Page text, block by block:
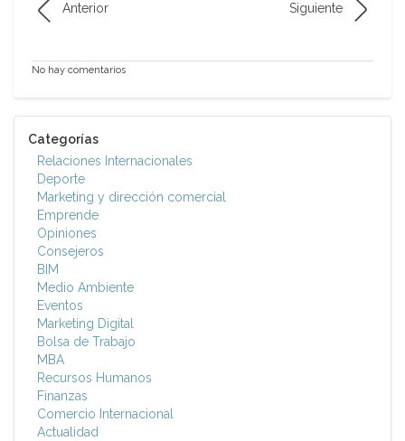
Anterior Siguiente
No hay comentarios
Categorías
Relaciones Internacionales
Deporte
Marketing y dirección comercial
Emprende
Opiniones
Consejeros
BIM
Medio Ambiente
Eventos
Marketing Digital
Bolsa de Trabajo
MBA
Recursos Humanos
Finanzas
Comercio Internacional
Actualidad